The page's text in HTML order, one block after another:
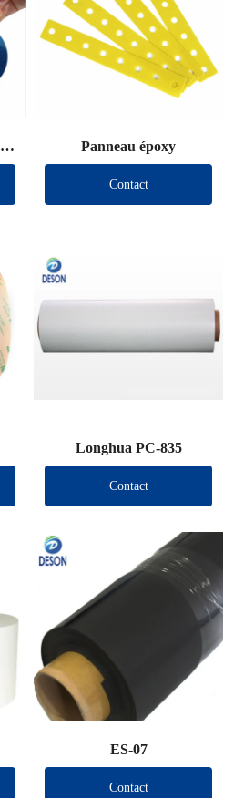
Panneau époxy
Contact
Longhua PC-835
Contact
ES-07
Contact